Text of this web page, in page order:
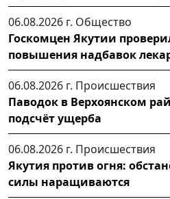
06.08.2026 г. Общество
Госкомцен Якутии
повышения надбавок
06.08.2026 г. Происшествия
Паводок в Верхоянском
подсчёт ущерба
06.08.2026 г. Происшествия
Якутия против огня:
силы наращиваются